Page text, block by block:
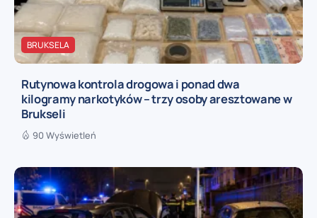
BRUKSELA
Rutynowa kontrola drogowa i ponad dwa
kilogramy narkotyków – trzy osoby aresztowane w
Brukseli
90 Wyświetleń